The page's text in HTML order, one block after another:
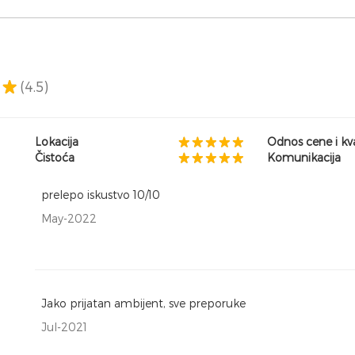
(4.5)
Lokacija
Čistoća
Odnos cene i
Komunikacija
prelepo iskustvo 10/10
May-2022
Jako prijatan ambijent, sve preporuke
Jul-2021